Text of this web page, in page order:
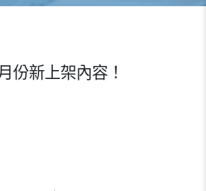
份新上架內容！